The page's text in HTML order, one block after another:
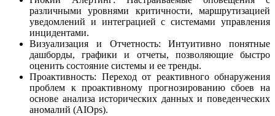
различными уровнями критичности, маршрутизацией
уведомлений и интеграцией с системами управления
инцидентами.
Визуализация и Отчетность: Интуитивно понятные
дашборды, графики и отчеты, позволяющие быстро
оценить состояние системы и ее тренды.
Проактивность: Переход от реактивного обнаружения
проблем к проактивному прогнозированию сбоев на
основе анализа исторических данных и поведенческих
аномалий (AIOps).